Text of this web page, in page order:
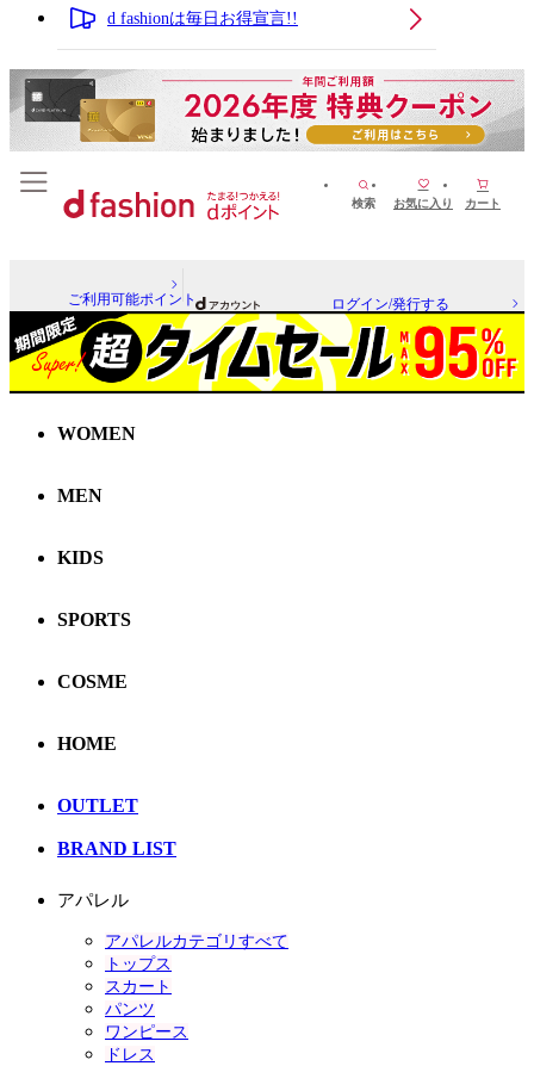
d fashionは毎日お得宣言!!
検索 お気に入り カート
ご利用可能ポイント ログイン/発行する
WOMEN
MEN
KIDS
SPORTS
COSME
HOME
OUTLET
BRAND LIST
アパレル
アパレルカテゴリすべて
トップス
スカート
パンツ
ワンピース
ドレス